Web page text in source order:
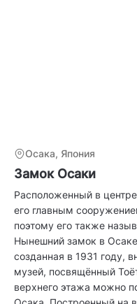
Осака, Япония
Замок Осаки
Расположенный в
его главным
поэтому его также
Нынешний замок в
созданная в 1931 году,
музей, посвящённый
верхнего этажа можно